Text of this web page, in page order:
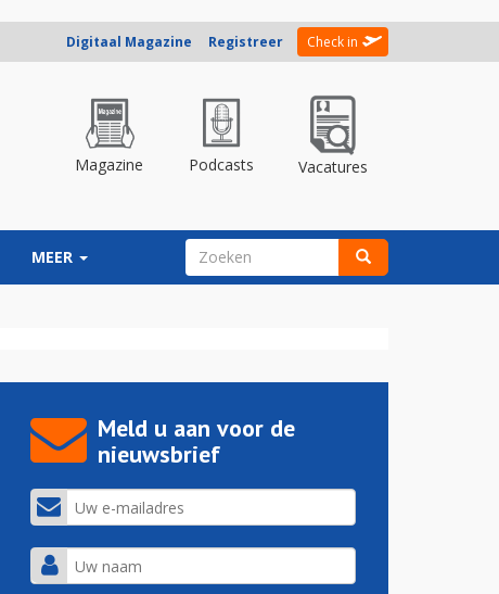
Digitaal Magazine Registreer Check in
Magazine Podcasts Vacatures
MEER ZOEKVELD
Meld u aan voor de
nieuwsbrief